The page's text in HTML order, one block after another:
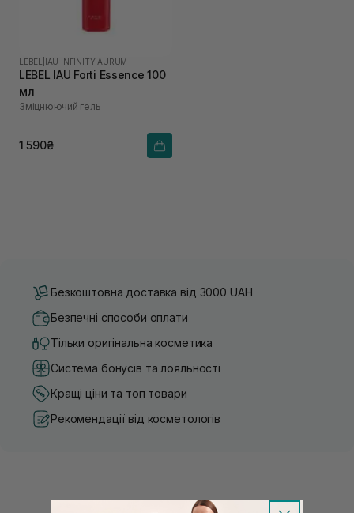
LEBEL IAU INFINITY AURUM
LEBEL IAU Forti Essence 100
мл
Зміцнюючий гель
1 590₴
Безкоштовна доставка від 3000 UAH
Безпечні способи оплати
Тільки оригінальна косметика
Система бонусів та лояльності
Кращі ціни та топ товари
Рекомендації від косметологів